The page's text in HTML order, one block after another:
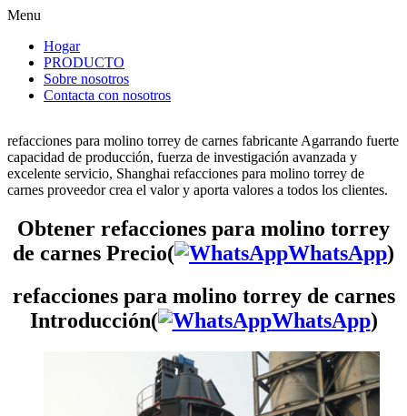
Menu
Hogar
PRODUCTO
Sobre nosotros
Contacta con nosotros
refacciones para molino torrey de carnes fabricante Agarrando fuerte
capacidad de producción, fuerza de investigación avanzada y
excelente servicio, Shanghai refacciones para molino torrey de
carnes proveedor crea el valor y aporta valores a todos los clientes.
Obtener refacciones para molino torrey
de carnes Precio(
WhatsApp)
refacciones para molino torrey de carnes
Introducción(
WhatsApp)